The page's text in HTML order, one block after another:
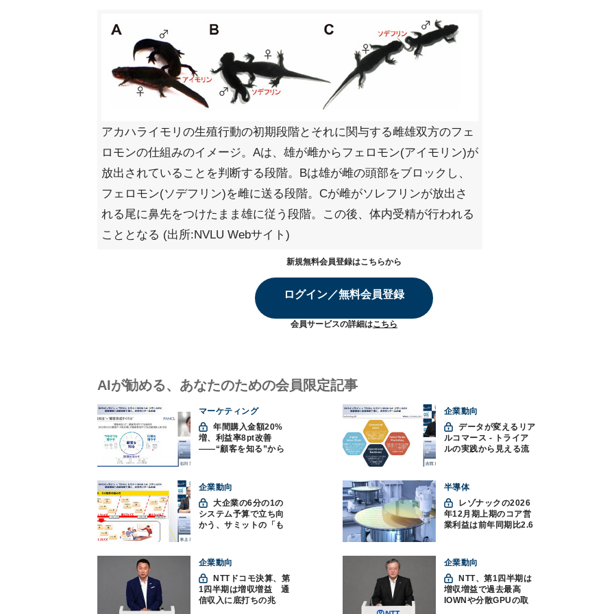
アカハライモリの生殖行動の初期段階とそれに関与する雌雄双方のフェ
ロモンの仕組みのイメージ。Aは、雄が雌からフェロモン(アイモリン)が
放出されていることを判断する段階。Bは雄が雌の頭部をブロックし、
フェロモン(ソデフリン)を雌に送る段階。Cが雌がソレフリンが放出さ
れる尾に鼻先をつけたまま雄に従う段階。この後、体内受精が行われる
こととなる (出所:NVLU Webサイト)
新規無料会員登録はこちらから
ログイン／無料会員登録
会員サービスの詳細はこちら
AIが勧める、あなたのための会員限定記事
マーケティング
年間購入金額20%
増、利益率8pt改善
——“顧客を知る”から
えるオムニチャネル
企業動向
データが変えるリア
ルコマース - トライア
ルの実践から見える流
企業動向
大企業の6分の1の
システム予算で立ち向
かう、サミットの「も
半導体
年12月期上期のコア営
業利益は前年同期比2.6
企業動向
1四半期は増収増益 通
信収入に底打ちの兆
企業動向
増収増益で過去最高
IOWNや分散GPUの取